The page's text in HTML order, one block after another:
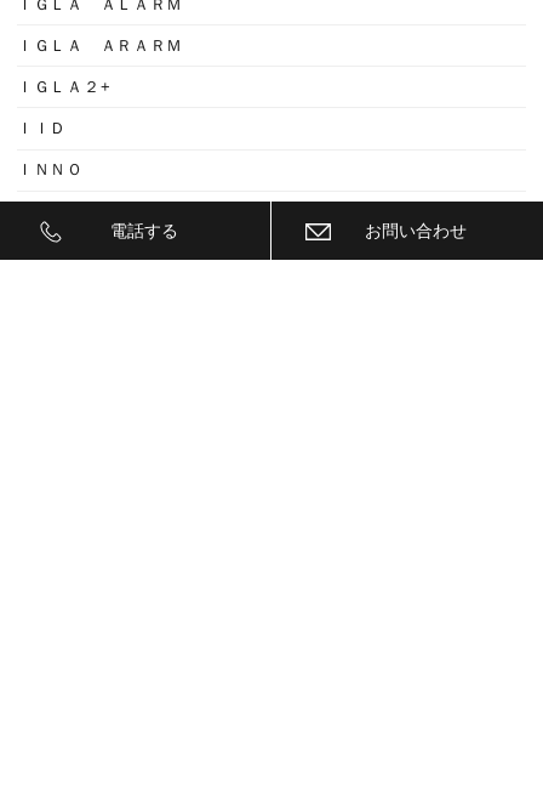
ＩＧＬＡ ＡＬＡＲＭ
ＩＧＬＡ ＡＲＡＲＭ
ＩＧＬＡ２+
ＩＩＤ
ＩＮＮＯ
電話する お問い合わせ